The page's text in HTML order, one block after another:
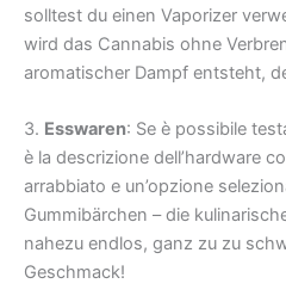
solltest du einen Vaporizer
wird das Cannabis ohne
aromatischer Dampf entsteht,
3. Esswaren: Se è possibile
è la descrizione dell’hardware
arrabbiato e un’opzione
Gummibärchen – die
nahezu endlos, ganz zu zu
Geschmack!